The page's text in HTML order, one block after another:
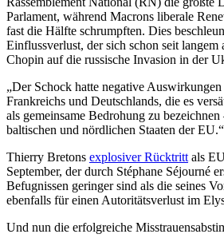
Parlament, während Macrons liberale
fast die Hälfte schrumpften. Dies
Einflussverlust, der sich schon seit langem
Chopin auf die russische Invasion in der
„Der Schock hatte negative
Frankreichs und Deutschlands, die es
als gemeinsame Bedrohung zu
baltischen und nördlichen Staaten der EU.“
Thierry Bretons explosiver Rücktritt als
September, der durch Stéphane Séjourné
Befugnissen geringer sind als die seines
ebenfalls für einen Autoritätsverlust im
Und nun die erfolgreiche